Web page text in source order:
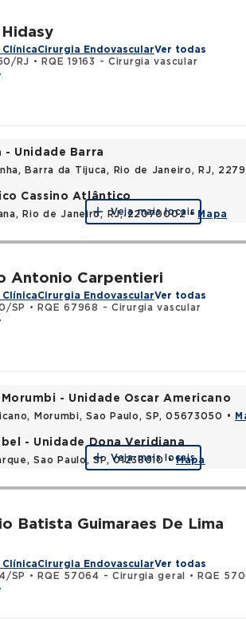
Cirurgia EndovascularVer todas
RJ •
RQE 19163 - Cirurgia vascular
- Unidade Barra
Barra da Tijuca, Rio de Janeiro, RJ,
Cassino Atlântico
Rio de Janeiro, RJ, 22070002 • Mapa
Veja mais locais
Antonio Carpentieri
Cirurgia EndovascularVer todas
SP
•
RQE 67968 - Cirurgia vascular
- Unidade Oscar Americano
Morumbi, Sao Paulo, SP, 05673050 •
- Unidade Dona Veridiana
Sao Paulo, SP, 01238010 •Mapa
Veja mais locais
Batista Guimaraes De Lima
Cirurgia EndovascularVer todas
SP
• RQE 57064 - Cirurgia geral •
RQE 57065 - Cirurgia